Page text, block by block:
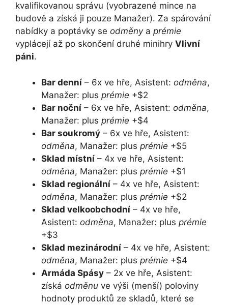
kvalifikovanou správu (vyobrazené mince na
budově a získá ji pouze Manažer). Za spárování
nabídky a poptávky se odměnya prémie
vyplácejí až po skončení druhé minihry Vlivní
páni.
Bar denní – 6x ve hře, Asistent: odměna,
Manažer: plus prémie +$2
Bar noční – 6x ve hře, Asistent: odměna,
Manažer: plus prémie +$4
Bar soukromý – 6x ve hře, Asistent:
odměna, Manažer: plus prémie +$5
Sklad místní – 4x ve hře, Asistent:
odměna, Manažer: plus prémie +$1
Sklad regionální – 4x ve hře, Asistent:
odměna, Manažer: plus prémie +$2
Sklad velkoobchodní – 4x ve hře,
Asistent: odměna, Manažer: plus prémie
+$3
Sklad mezinárodní – 4x ve hře, Asistent:
odměna, Manažer: plus prémie +$4
Armáda Spásy – 2x ve hře, Asistent:
získá odměnu ve výši (menší) poloviny
hodnoty produktů ze skladů, které se